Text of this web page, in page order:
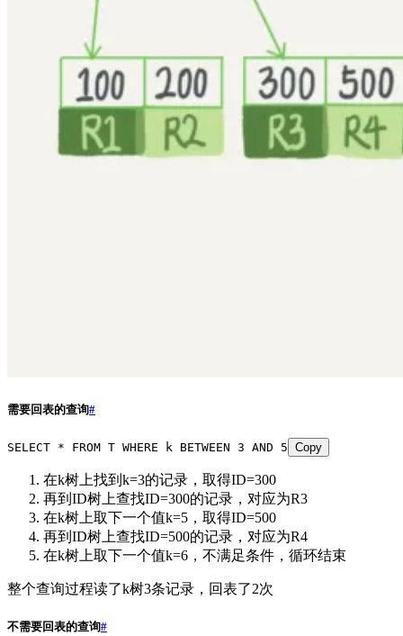
需要回表的查询#
SELECT * FROM T WHERE k BETWEEN 3 AND 5 Copy
在k树上找到k=3的记录，取得ID=300
再到ID树上查找ID=300的记录，对应为R3
在k树上取下一个值k=5，取得ID=500
再到ID树上查找ID=500的记录，对应为R4
在k树上取下一个值k=6，不满足条件，循环结束
整个查询过程读了k树3条记录，回表了2次
不需要回表的查询#